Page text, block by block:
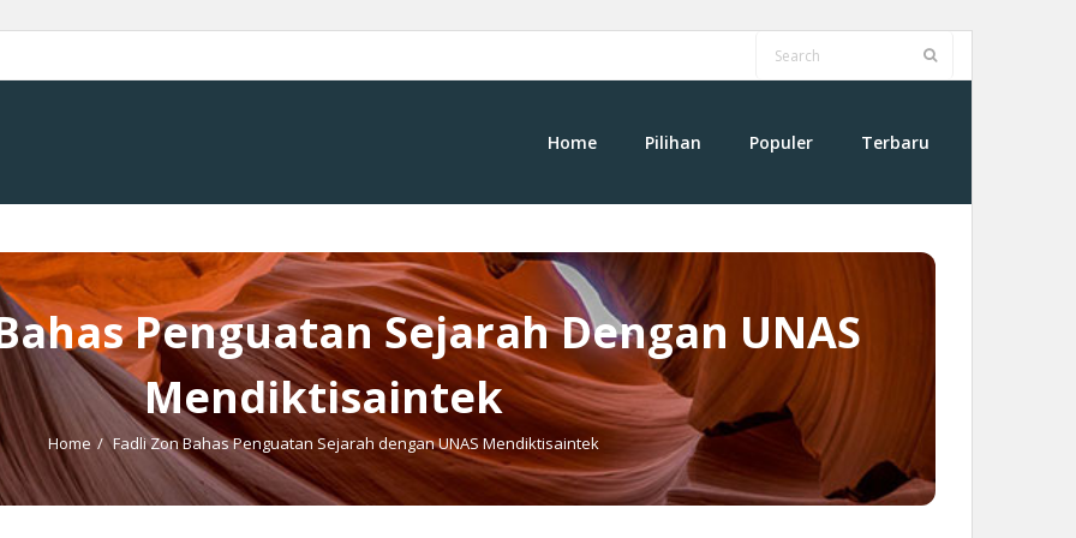
Home Pilihan Populer Terbaru
Penguatan Sejarah Dengan UNAS
Mendiktisaintek
Home / Fadli Zon Bahas Penguatan Sejarah dengan UNAS Mendiktisaintek